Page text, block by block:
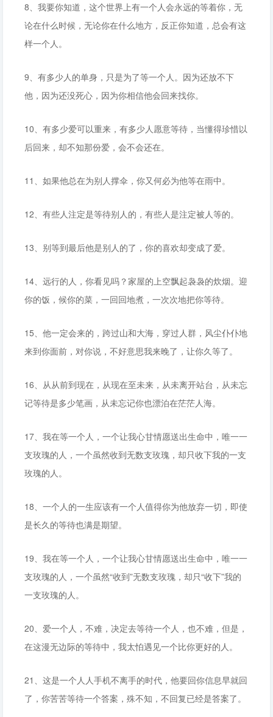
8、我要你知道，这个世界上有一个人会永远的等着你，无
论在什么时候，无论你在什么地方，反正你知道，总会有这
样一个人。
9、有多少人的单身，只是为了等一个人。因为还放不下
他，因为还没死心，因为你相信他会回来找你。
10、有多少爱可以重来，有多少人愿意等待，当懂得珍惜以
后回来，却不知那份爱，会不会还在。
11、如果他总在为别人撑伞，你又何必为他等在雨中。
12、有些人注定是等待别人的，有些人是注定被人等的。
13、别等到最后他是别人的了，你的喜欢却变成了爱。
14、远行的人，你看见吗？家屋的上空飘起袅袅的炊烟。迎
你的饭，候你的菜，一回回地煮，一次次地把你等待。
15、他一定会来的，跨过山和大海，穿过人群，风尘仆仆地
来到你面前，对你说，不好意思我来晚了，让你久等了。
16、从从前到现在，从现在至未来，从未离开站台，从未忘
记等待是多少笔画，从未忘记你也漂泊在茫茫人海。
17、我在等一个人，一个让我心甘情愿送出生命中，唯一一
支玫瑰的人，一个虽然收到无数支玫瑰，却只收下我的一支
玫瑰的人。
18、一个人的一生应该有一个人值得你为他放弃一切，即使
是长久的等待也满是期望。
19、我在等一个人，一个让我心甘情愿送出生命中，唯一一
支玫瑰的人，一个虽然“收到”无数支玫瑰，却只“收下”我的
一支玫瑰的人。
20、爱一个人，不难，决定去等待一个人，也不难，但是，
在这漫无边际的等待中，我太怕遇见一个比你更好的人。
21、这是一个人人手机不离手的时代，他要回你信息早就回
了，你苦苦等待一个答案，殊不知，不回复已经是答案了。